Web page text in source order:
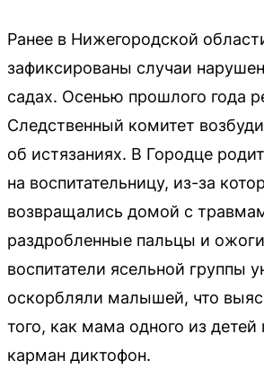
Ранее в Нижегородской
зафиксированы случаи
садах. Осенью прошлого года
Следственный комитет
об истязаниях. В Городце
на воспитательницу, из-за
возвращались домой с
раздробленные пальцы и
воспитатели ясельной группы
оскорбляли малышей, что
того, как мама одного из
карман диктофон.